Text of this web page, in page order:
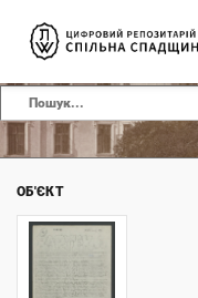
ОБ'ЄКТ